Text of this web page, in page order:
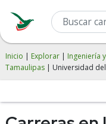
Inicio | Explorar | Ingeniería
Tamaulipas | Universidad